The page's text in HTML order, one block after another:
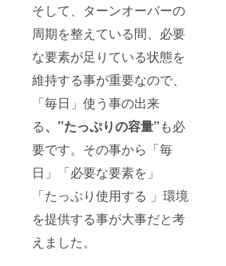
そして、ターンオーバーの
周期を整えている間、必要
な要素が足りている状態を
維持する事が重要なので、
「毎日」使う事の出来
る、”たっぷりの容量”も必
要です。その事から「毎
日」「必要な要素を」
「たっぷり使用する 」環境
を提供する事が大事だと考
えました。